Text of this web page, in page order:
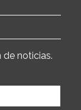
de noticias.